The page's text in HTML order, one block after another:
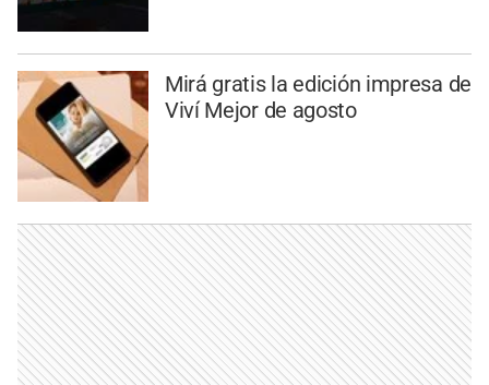
Mirá gratis la edición impresa de
Viví Mejor de agosto